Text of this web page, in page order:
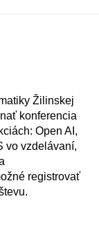
Žilinskej
konferencia
Open AI,
vo vzdelávaní,
registrovať